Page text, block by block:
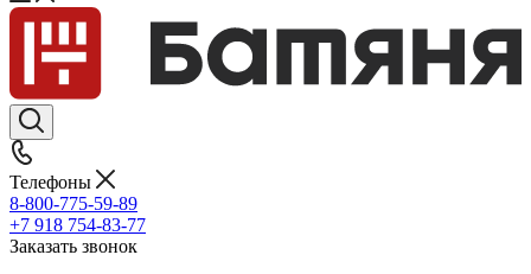
Телефоны
8-800-775-59-89
+7 918 754-83-77
Заказать звонок